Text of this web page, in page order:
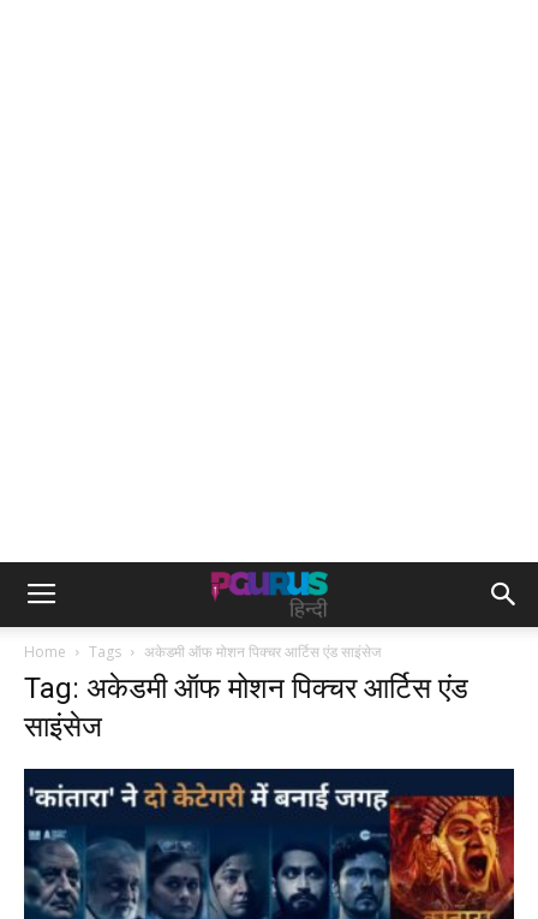
Home Tags अकेडमी ऑफ मोशन पिक्चर आर्टिस एंड साइंसेज
Tag: अकेडमी ऑफ मोशन पिक्चर आर्टिस एंड
साइंसेज